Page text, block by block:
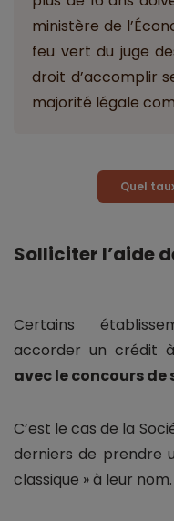
ministère de
feu vert du juge
droit d’accomplir
majorité légale
Quel
Solliciter l’aide
Certains
accorder un crédit
avec le concours de
C’est le cas de la
derniers de prendre
classique » à leur nom.